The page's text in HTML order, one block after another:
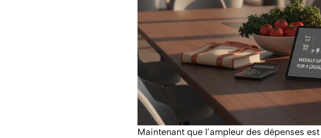
Maintenant que l’ampleur des dépenses